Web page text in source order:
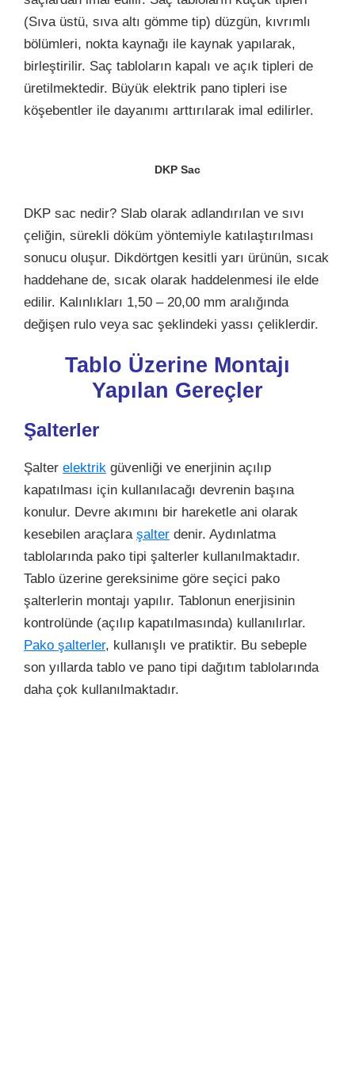
(Sıva üstü, sıva altı gömme tip) düzgün, kıvrımlı
bölümleri, nokta kaynağı ile kaynak yapılarak,
birleştirilir. Saç tabloların kapalı ve açık tipleri de
üretilmektedir. Büyük elektrik pano tipleri ise
köşebentler ile dayanımı arttırılarak imal edilirler.
DKP Sac
DKP sac nedir? Slab olarak adlandırılan ve sıvı
çeliğin, sürekli döküm yöntemiyle katılaştırılması
sonucu oluşur. Dikdörtgen kesitli yarı ürünün, sıcak
haddehane de, sıcak olarak haddelenmesi ile elde
edilir. Kalınlıkları 1,50 – 20,00 mm aralığında
değişen rulo veya sac şeklindeki yassı çeliklerdir.
Tablo Üzerine Montajı
Yapılan Gereçler
Şalterler
Şalter elektrik güvenliği ve enerjinin açılıp
kapatılması için kullanılacağı devrenin başına
konulur. Devre akımını bir hareketle ani olarak
kesebilen araçlara şalter denir. Aydınlatma
tablolarında pako tipi şalterler kullanılmaktadır.
Tablo üzerine gereksinime göre seçici pako
şalterlerin montajı yapılır. Tablonun enerjisinin
kontrolünde (açılıp kapatılmasında) kullanılırlar.
Pako şalterler, kullanışlı ve pratiktir. Bu sebeple
son yıllarda tablo ve pano tipi dağıtım tablolarında
daha çok kullanılmaktadır.